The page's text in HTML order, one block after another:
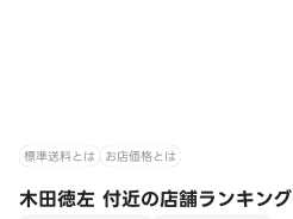
標準送料とは お店価格とは
木田徳左 付近の店舗ランキング